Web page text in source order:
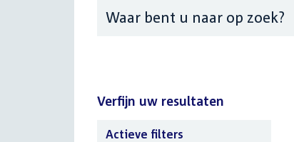
Zoeken
Verfijn uw resultaten
Actieve filters